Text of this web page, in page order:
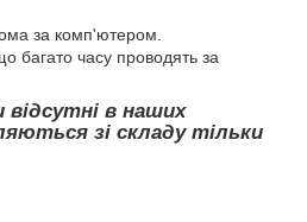
за комп'ютером.
багато часу проводять за
відсутні в наших
зі складу тільки